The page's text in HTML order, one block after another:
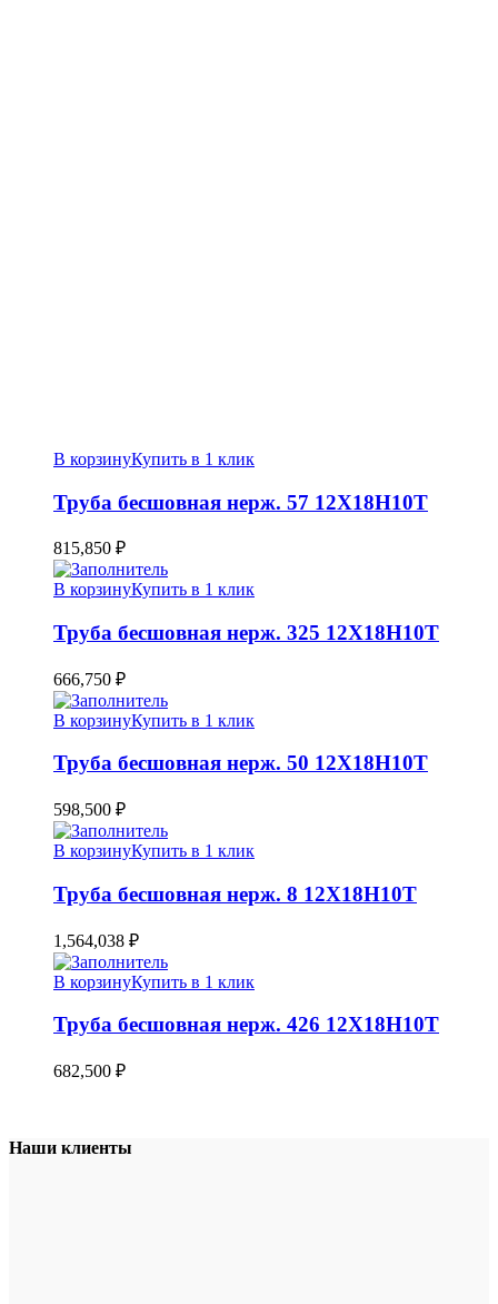
В корзинуКупить в 1 клик
Труба бесшовная нерж. 57 12Х18Н10Т
815,850 ₽
В корзинуКупить в 1 клик
Труба бесшовная нерж. 325 12Х18Н10Т
666,750 ₽
В корзинуКупить в 1 клик
Труба бесшовная нерж. 50 12Х18Н10Т
598,500 ₽
В корзинуКупить в 1 клик
Труба бесшовная нерж. 8 12Х18Н10Т
1,564,038 ₽
В корзинуКупить в 1 клик
Труба бесшовная нерж. 426 12Х18Н10Т
682,500 ₽
Наши клиенты